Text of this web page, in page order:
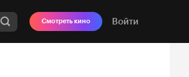
Смотреть кино Войти